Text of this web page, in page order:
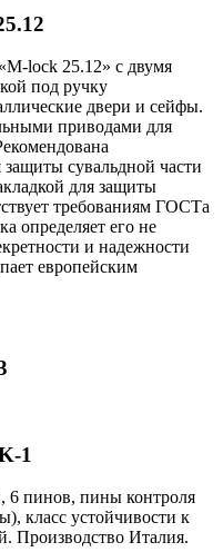
lock 25.12» с двумя
под ручку
двери и сейфы.
приводами для
сувальдной части
для защиты
требованиям ГОСТа
определяет его не
и надежности
европейским
1
6 пинов, пины контроля
класс устойчивости к
Производство Италия.